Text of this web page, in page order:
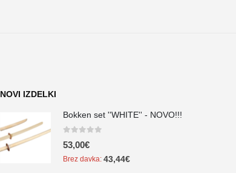
NOVI IZDELKI
Bokken set ''WHITE'' - NOVO!!!
53,00€
Brez davka: 43,44€